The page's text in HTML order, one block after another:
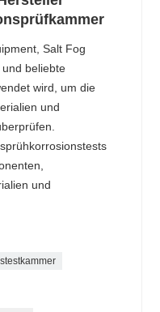
Salt Fog
beliebte
wird, um die
und
und